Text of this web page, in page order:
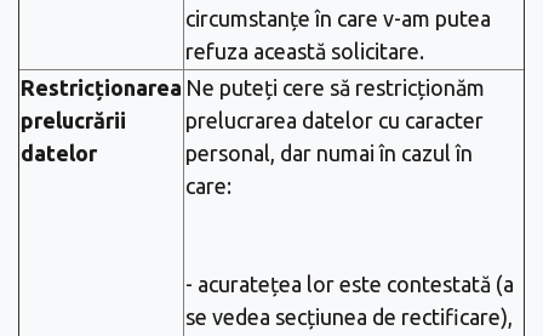
circumstanțe în care v-am putea
refuza această solicitare.
Restricționarea
prelucrării
datelor
Ne puteți cere să restricționăm
prelucrarea datelor cu caracter
personal, dar numai în cazul în
care:
- acuratețea lor este contestată (a
se vedea secțiunea de rectificare),